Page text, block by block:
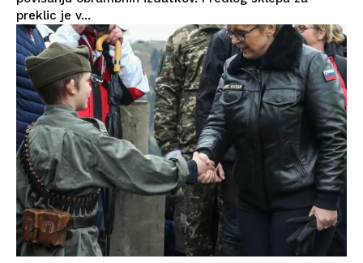
preklic je v...